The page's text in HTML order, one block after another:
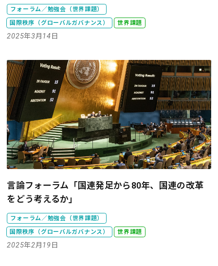
フォーラム／勉強会（世界課題）
国際秩序（グローバルガバナンス） 世界課題
2025年3月14日
言論フォーラム「国連発足から80年、国連の改革
をどう考えるか」
フォーラム／勉強会（世界課題）
国際秩序（グローバルガバナンス） 世界課題
2025年2月19日